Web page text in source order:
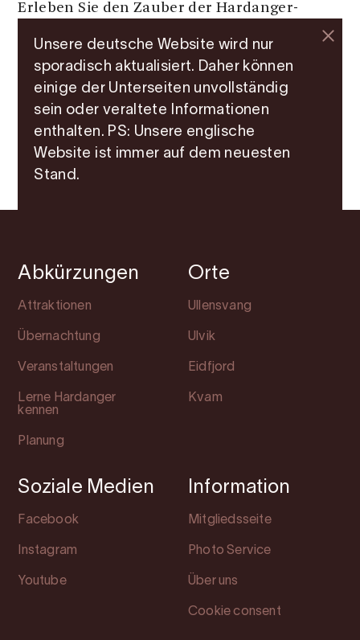
Erleben Sie den Zauber der Hardanger-
Kultur an Bord des Epos-Buchboots. Buchen
Sie noch heute Ihre unvergessliche Reise!
Unsere deutsche Website wird nur
sporadisch aktualisiert. Daher können
einige der Unterseiten unvollständig
sein oder veraltete Informationen
enthalten. PS: Unsere englische
Website ist immer auf dem neuesten
Stand.
Abkürzungen
Attraktionen
Übernachtung
Veranstaltungen
Lerne Hardanger
kennen
Planung
Orte
Ullensvang
Ulvik
Eidfjord
Kvam
Soziale Medien
Facebook
Instagram
Youtube
Information
Mitgliedsseite
Photo Service
Über uns
Cookie consent